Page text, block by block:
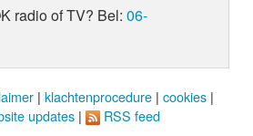
radio of TV? Bel:06-
| klachtenprocedure | cookies |
updates | RSS feed